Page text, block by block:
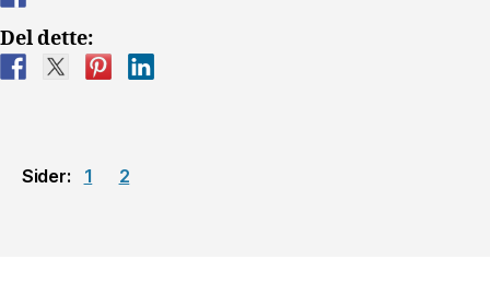
Del dette:
Sider: 1 2